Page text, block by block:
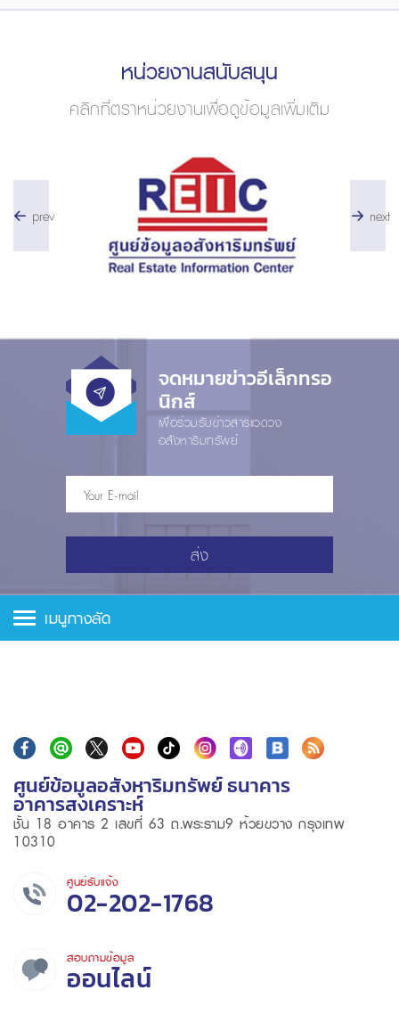
หน่วยงานสนับสนุน
คลิกที่ตราหน่วยงานเพื่อดูข้อมูลเพิ่มเติม
prev next
จดหมายข่าวอีเล็กทรอ
นิกส์
เพื่อร่วมรับข่าวสารแวดวง
อสังหาริมทรัพย์
ส่ง
เมนูทางลัด
ศูนย์ข้อมูลอสังหาริมทรัพย์ ธนาคาร
อาคารสงเคราะห์
ชั้น 18 อาคาร 2 เลขที่ 63 ถ.พระราม9 ห้วยขวาง กรุงเทพ
10310
ศูนย์รับแจ้ง
02-202-1768
สอบถามข้อมูล
ออนไลน์